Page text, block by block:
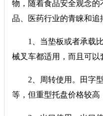
物，随着食品安全观念
品、医药行业的青睐和
1、当垫板或者承载比
械叉车都适用，而且可
2、周转使用。田字型
等，但重型托盘价格较高